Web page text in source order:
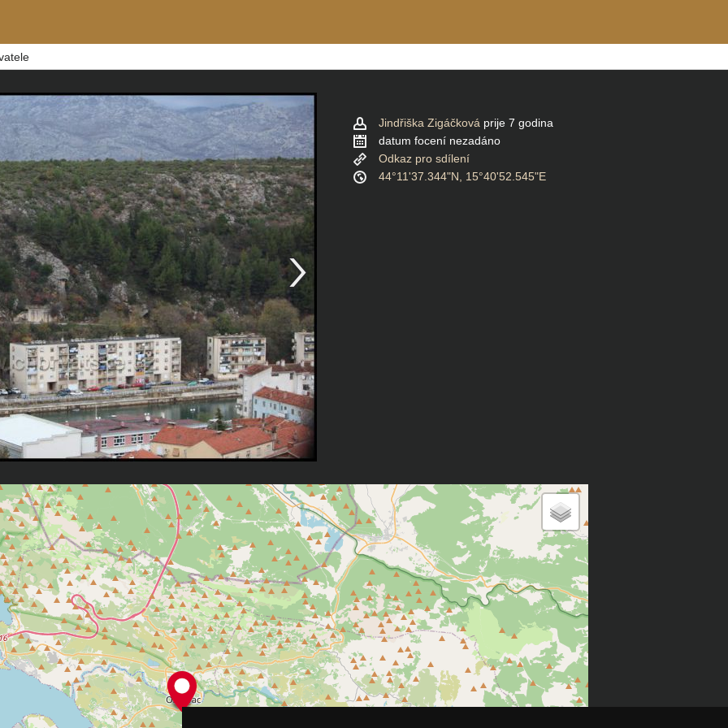
Jindřiška Zigáčková prije 7 godina
datum focení nezadáno
Odkaz pro sdílení
44°11'37.344"N, 15°40'52.545"E